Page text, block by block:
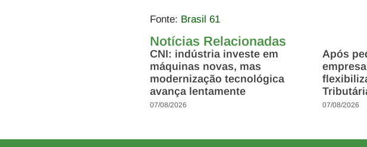
Fonte: Brasil 61
Notícias Relacionadas
CNI: indústria investe em
máquinas novas, mas
modernização tecnológica
avança lentamente
07/08/2026
Após
07/08/2026